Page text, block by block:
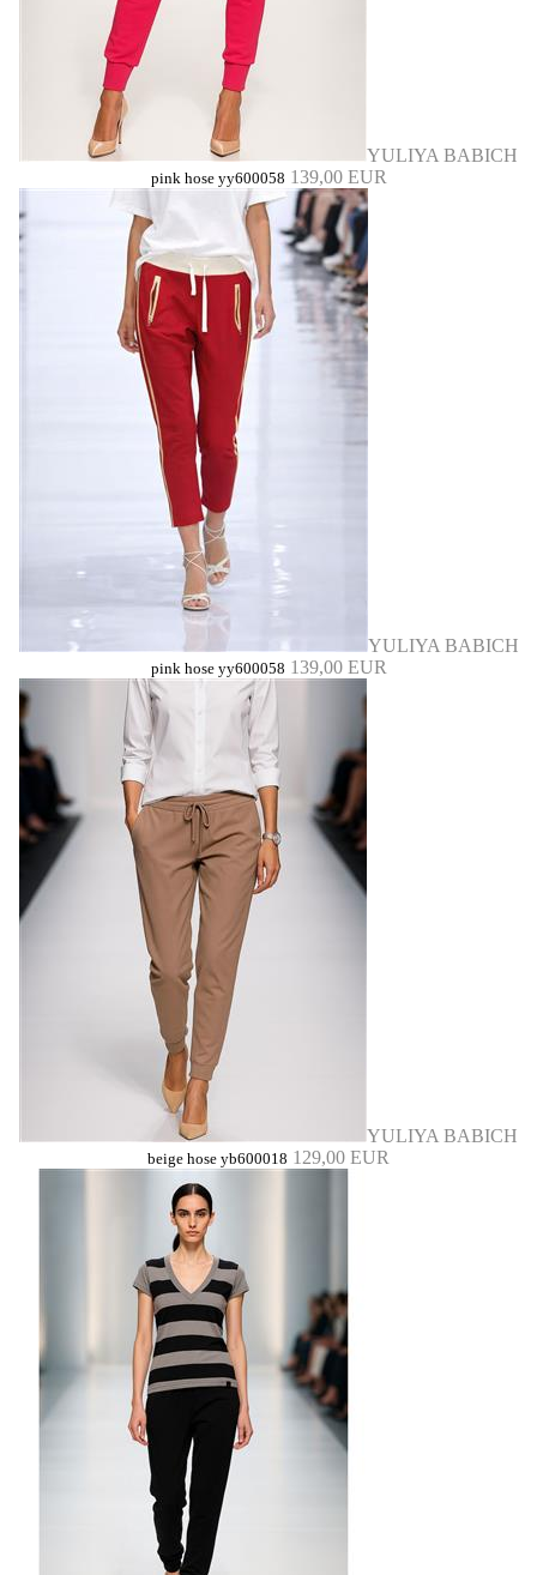
YULIYA BABICH
pink hose yy600058 139,00 EUR
YULIYA BABICH
pink hose yy600058 139,00 EUR
YULIYA BABICH
beige hose yb600018 129,00 EUR